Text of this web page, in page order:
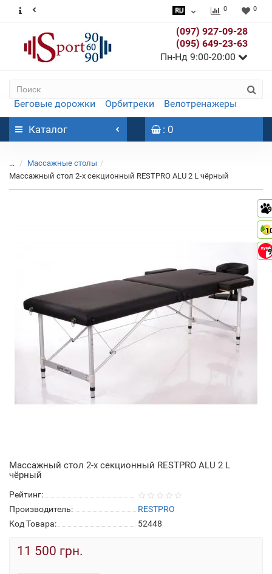
0 0
(097) 927-09-28
(095) 649-23-63
Пн-Нд 9:00-20:00
Беговые дорожки Орбитреки Велотренажеры
Каталог : 0
...
Массажные столы
Массажный стол 2-х секционный RESTPRO ALU 2 L чёрный
9
9
Массажный стол 2-х секционный RESTPRO ALU 2 L
чёрный
Рейтинг:
Производитель:
RESTPRO
Код Товара:
52448
11 500 грн.